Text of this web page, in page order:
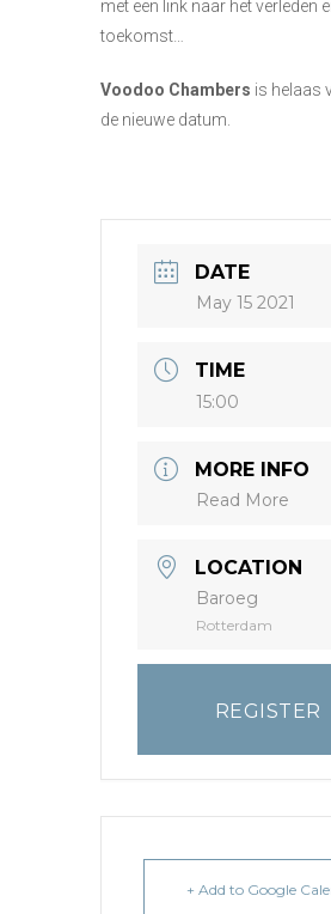
met een link naar het verleden
toekomst…
Voodoo Chambers is helaas
de nieuwe datum.
DATE
May 15 2021
TIME
15:00
MORE INFO
Read More
LOCATION
Baroeg
Rotterdam
REGISTER
+ Add to Google